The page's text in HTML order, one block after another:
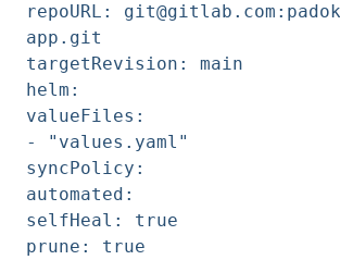
repoURL:
app.git
targetRevision: main
helm:
valueFiles:
- "values.yaml"
syncPolicy:
automated:
selfHeal: true
prune: true